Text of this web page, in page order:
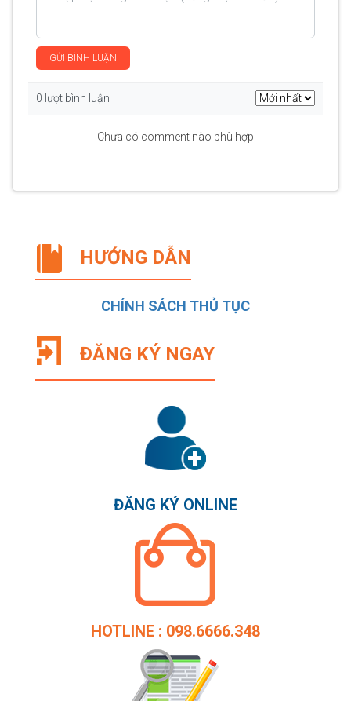
GỬI BÌNH LUẬN
0 lượt bình luận
Chưa có comment nào phù hợp
HƯỚNG DẪN
CHÍNH SÁCH THỦ TỤC
ĐĂNG KÝ NGAY
ĐĂNG KÝ ONLINE
HOTLINE : 098.6666.348